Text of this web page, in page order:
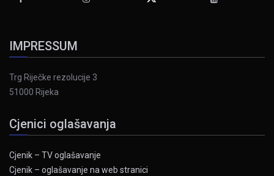
IMPRESSUM
Trg Riječke rezolucije 3
51000 Rijeka
Cjenici oglašavanja
Cjenik – TV oglašavanje
Cjenik – oglašavanje na web stranici